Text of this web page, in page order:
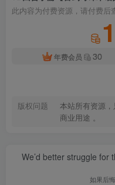
此内容为付费资源，请付费后
年费会员
30
版权问题
本站所有资源
商业用途 。
We’d better struggle
如果后